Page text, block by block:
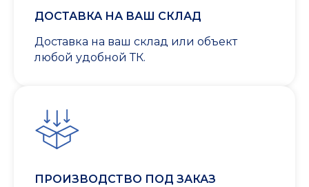
ДОСТАВКА НА ВАШ СКЛАД
Доставка на ваш склад или объект
любой удобной ТК.
ПРОИЗВОДСТВО ПОД ЗАКАЗ